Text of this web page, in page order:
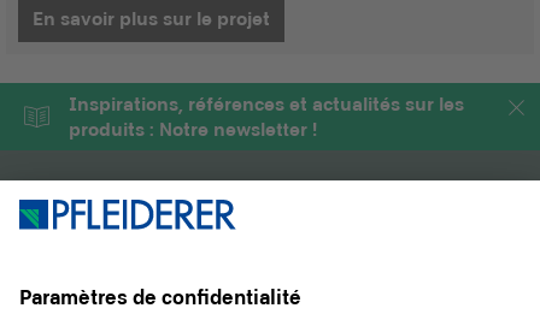
En savoir plus sur le projet
Inspirations, références et actualités sur les
produits : Notre newsletter !
PRODUITS MAGAZINE